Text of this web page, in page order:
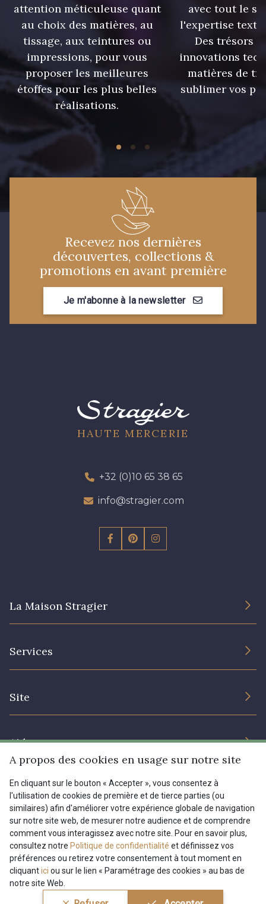
attention méticuleuse quant
au choix des matières, au
tissage, aux teintures ou
impressions, pour vous
proposer les meilleures
étoffes pour les plus belles
réalisations.
avec tout le
l'expertise
Des trésors
innovations
matières de
sublimer vos
Recevez nos dernières
découvertes, collections &
promotions en avant première
Je m'abonne à la newsletter
HAUTE MERCERIE
+32 (0)10 65 38 65
info@stragier.com
La Maison Stragier
Services
Site
Prix réduits
Magazine
Aide
Livraison : France, Belgique, International
Retours & réclamations
FAQ - Questions fréquentes
Modes de paiements
Menu
Tous nos tissus
Magazine
FR EN
Conditions générales de vente Politique de confidentialité
A propos des cookies en usage sur notre site
En cliquant sur le bouton « Accepter », vous consentez à
l'utilisation de cookies de première et de tierce parties (ou
similaires) afin d'améliorer votre expérience globale de navigation
sur notre site web, de mesurer notre audience et de comprendre
comment vous interagissez avec notre site. Pour en savoir plus,
consultez notre Politique de confidentialité et définissez vos
préférences ou retirez votre consentement à tout moment en
cliquantici ou sur le lien « Paramétrage des cookies » au bas de
notre site Web.